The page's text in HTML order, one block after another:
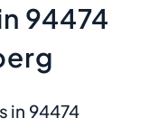
94474
in 94474